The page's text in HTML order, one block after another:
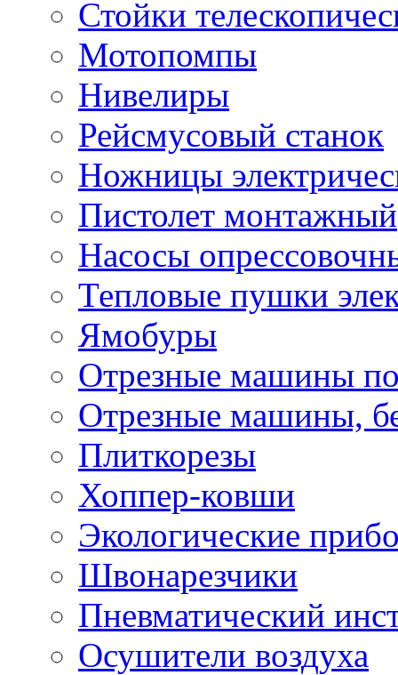
Стойки
Мотопомпы
Нивелиры
Рейсмусовый станок
Ножницы
Пистолет монтажный
Насосы
Тепловые пушки
Ямобуры
Отрезные машины
Отрезные машины,
Плиткорезы
Хоппер-ковши
Экологические
Швонарезчики
Пневматический
Осушители воздуха